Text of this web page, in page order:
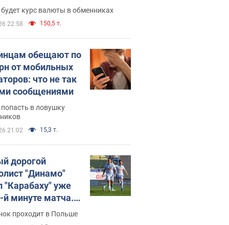
курс валюты в обменниках
22:58 150,5 т.
обещают по
от мобильных
что не так
сообщениями
попасть в ловушку
21:02 15,3 т.
дорогой
"Динамо"
"Карабаху" уже
й минуте матча.
проходит в Польше